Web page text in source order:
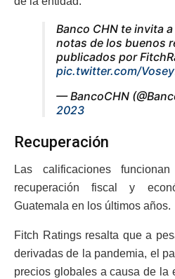
Banco CHN te invita
notas de los buenos
publicados por
pic.twitter.com/
— BancoCHN
2023
Recuperación
Las calificaciones
recuperación fiscal y
Guatemala en los últimos años.
Fitch Ratings resalta que a
derivadas de la pandemia, el
precios globales a causa de la